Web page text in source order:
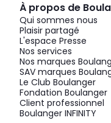
À propos de
Qui sommes nous
Plaisir partagé
L'espace Presse
Nos services
Nos marques
SAV marques
Le Club Boulanger
Fondation Boulanger
Client professionnel
Boulanger INFINITY